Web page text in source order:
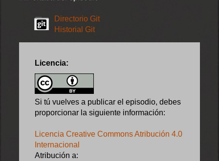
Directorio Git
Historial Git
Licencia:
Si tú vuelves a publicar el episodio, debes
proporcionar la siguiente información:
Licencia Creative Commons Atribución 4.0
Internacional
Atribución a: